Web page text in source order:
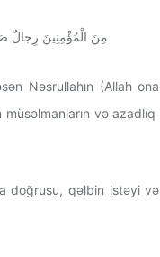
مِنَ الْمُؤْمِنِینَ رِجالٌ
Nəsrullahın (Allah ona
və azadlıq
doğrusu, qəlbin istəyi və